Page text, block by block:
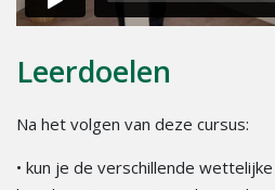
Leerdoelen
Na het volgen van deze cursus:
• kun je de verschillende wettelijke